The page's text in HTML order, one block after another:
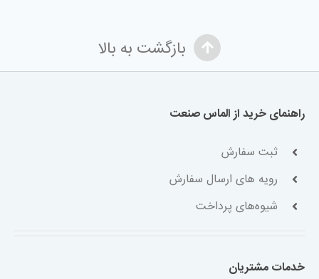
بازگشت به بالا
راهنمای خرید از الماس صنعت
ثبت سفارش
رویه های ارسال سفارش
شیوه‌های پرداخت
خدمات مشتریان